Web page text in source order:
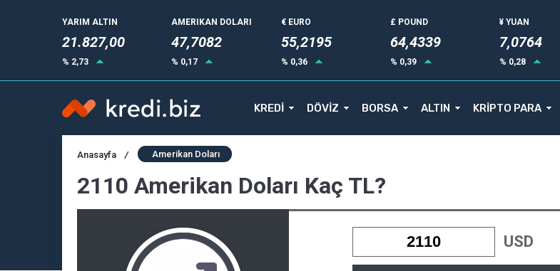
YARIM ALTIN
21.827,00
% 2,73
AMERIKAN DOLARI
47,7082
% 0,17
€ EURO
55,2192
% 0,36
£ POUND
64,4339
% 0,39
¥ YUAN
7,0764
% 0,28
KREDİ DÖVİZ BORSA ALTIN KRİPTO PARA
Anasayfa / Amerikan Doları
2110 Amerikan Doları Kaç TL?
USD